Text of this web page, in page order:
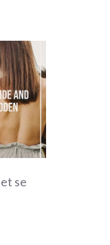
se